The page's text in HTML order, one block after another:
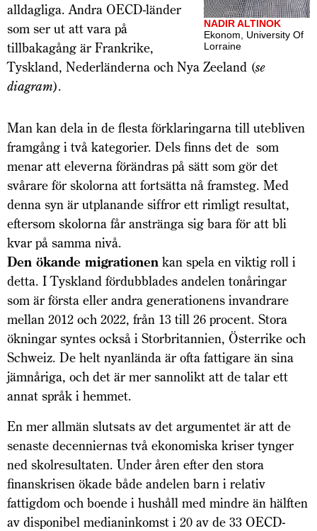
NADIR ALTINOK
Ekonom, University Of
Lorraine
alldagliga. Andra OECD-länder
som ser ut att vara på
tillbakagång är Frankrike,
Tyskland, Nederländerna och Nya Zee­land (se
diagram).
Man kan dela in de flesta förklaringarna till utebliven
framgång i två kategorier. Dels finns det de som
menar att eleverna förändras på sätt som gör det
svårare för skolorna att fortsätta nå framsteg. Med
denna syn är utplanande siffror ett rimligt resultat,
eftersom skolorna får anstränga sig bara för att bli
kvar på samma nivå.
Den ökande migrationen kan spela en viktig roll i
detta. I Tyskland fördubblades andelen tonåringar
som är första eller andra generationens invandrare
mellan 2012 och 2022, från 13 till 26 procent. Stora
ökningar syntes också i Storbritannien, Österrike och
Schweiz. De helt nyanlända är ofta fattigare än sina
jämnåriga, och det är mer sannolikt att de talar ett
annat språk i hemmet.
En mer allmän slutsats av det argumentet är att de
senaste decenniernas två ekonomiska kriser tynger
ned skolresultaten. Under åren efter den stora
finanskrisen ökade både andelen barn i relativ
fattigdom och boende i hushåll med mindre än hälften
av disponibel medianinkomst i 20 av de 33 OECD-